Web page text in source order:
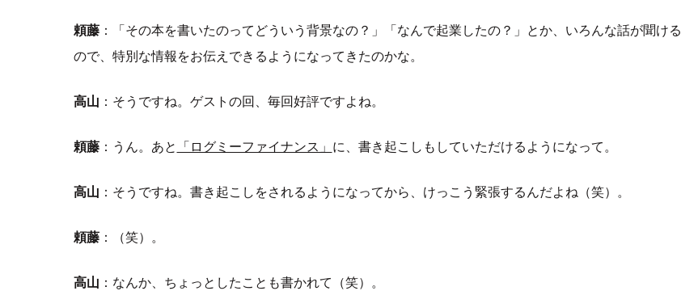
頼藤：「その本を書いたのってどういう背景なの？」「なんで起業したの？」とか、いろんな話が聞ける
ので、特別な情報をお伝えできるようになってきたのかな。
高山 ：そうですね。ゲストの回、毎回好評ですよね。
頼藤：うん。あと 「ログミーファイナンス」 に、書き起こしもしていただけるようになって。
高山 ：そうですね。書き起こしをされるようになってから、けっこう緊張するんだよね（笑）。
頼藤：（笑）。
高山 ：なんか、ちょっとしたことも書かれて（笑）。